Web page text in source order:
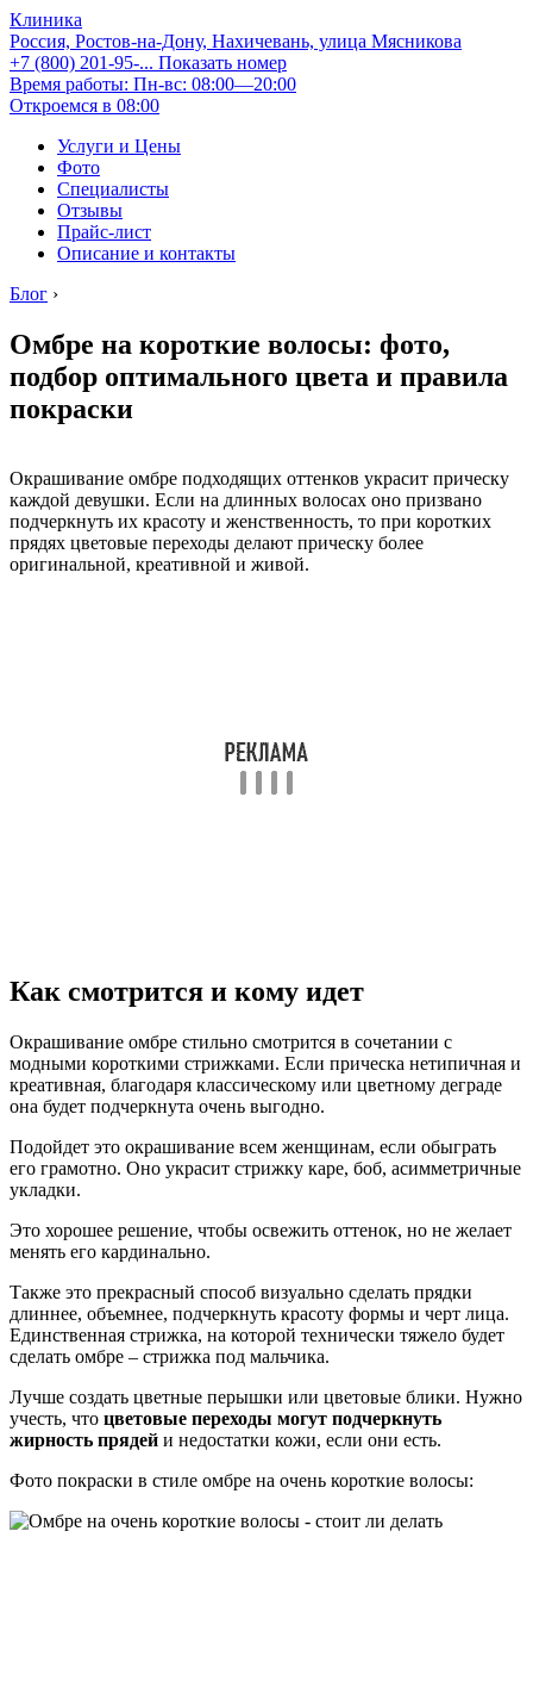
Клиника
Россия, Ростов-на-Дону, Нахичевань, улица Мясникова
+7 (800) 201-95-... Показать номер
Время работы: Пн-вс: 08:00—20:00
Откроемся в 08:00
Услуги и Цены
Фото
Специалисты
Отзывы
Прайс-лист
Описание и контакты
Блог ›
Омбре на короткие волосы: фото,
подбор оптимального цвета и правила
покраски
Окрашивание омбре подходящих оттенков украсит прическу
каждой девушки. Если на длинных волосах оно призвано
подчеркнуть их красоту и женственность, то при коротких
прядях цветовые переходы делают прическу более
оригинальной, креативной и живой.
Как смотрится и кому идет
Окрашивание омбре стильно смотрится в сочетании с
модными короткими стрижками. Если прическа нетипичная и
креативная, благодаря классическому или цветному деграде
она будет подчеркнута очень выгодно.
Подойдет это окрашивание всем женщинам, если обыграть
его грамотно. Оно украсит стрижку каре, боб, асимметричные
укладки.
Это хорошее решение, чтобы освежить оттенок, но не желает
менять его кардинально.
Также это прекрасный способ визуально сделать прядки
длиннее, объемнее, подчеркнуть красоту формы и черт лица.
Единственная стрижка, на которой технически тяжело будет
сделать омбре – стрижка под мальчика.
Лучше создать цветные перышки или цветовые блики. Нужно
учесть, что цветовые переходы могут подчеркнуть
жирность прядей и недостатки кожи, если они есть.
Фото покраски в стиле омбре на очень короткие волосы: